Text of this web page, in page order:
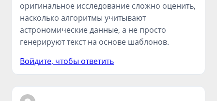
оригинальное исследование сложно оценить,
насколько алгоритмы учитывают
астрономические данные, а не просто
генерируют текст на основе шаблонов.
Войдите, чтобы ответить